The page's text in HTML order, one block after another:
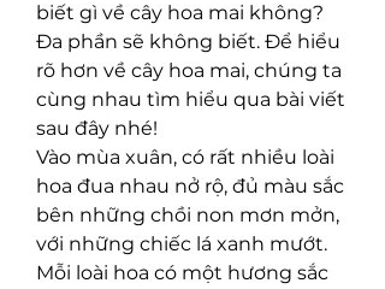
biết gì về cây hoa mai không?
Đa phần sẽ không biết. Để hiểu
rõ hơn về cây hoa mai, chúng ta
cùng nhau tìm hiểu qua bài viết
sau đây nhé!
Vào mùa xuân, có rất nhiều loài
hoa đua nhau nở rộ, đủ màu sắc
bên những chồi non mơn mởn,
với những chiếc lá xanh mướt.
Mỗi loài hoa có một hương sắc